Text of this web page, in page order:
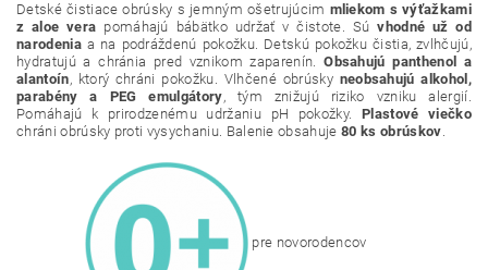
Detské čistiace obrúsky s jemným ošetrujúcim mliekom s výťažkami
z aloe vera pomáhajú bábätko udržať v čistote. Súvhodné už od
narodeniaa na podráždenú pokožku. Detskú pokožku čistia, zvlhčujú,
hydratujú a chránia pred vznikom zaparenín.Obsahujú panthenol a
alantoín, ktorý chráni pokožku. Vlhčené obrúsky neobsahujú alkohol,
parabény a PEG emulgátory, tým znižujú riziko vzniku alergií.
Pomáhajú k prirodzenému udržaniu pH pokožky. Plastové viečko
chráni obrúsky proti vysychaniu. Balenie obsahuje80 ks obrúskov.
pre novorodencov